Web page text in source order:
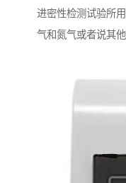
进密性检测试验所
气和氮气或者说其他